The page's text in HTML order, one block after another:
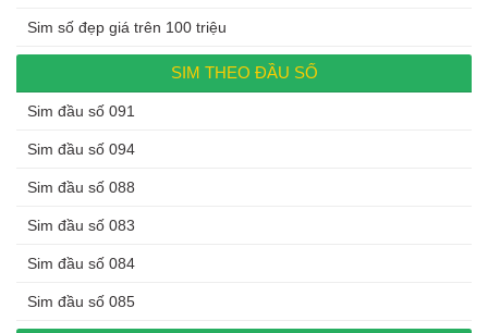
Sim số đẹp giá trên 100 triệu
SIM THEO ĐẦU SỐ
Sim đầu số 091
Sim đầu số 094
Sim đầu số 088
Sim đầu số 083
Sim đầu số 084
Sim đầu số 085